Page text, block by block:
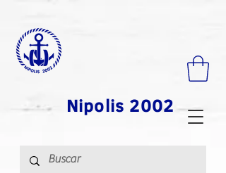
Nipolis 2002